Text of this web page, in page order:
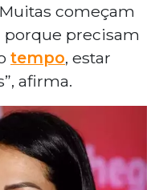
começam
precisam
tempo, estar
afirma.